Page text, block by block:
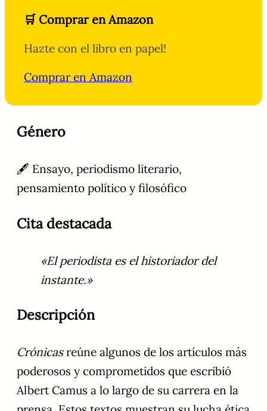
🛒 Comprar en Amazon
Hazte con el libro en papel!
Comprar en Amazon
Género
🖋️ Ensayo, periodismo literario,
pensamiento político y filosófico
Cita destacada
«El periodista es el historiador del
instante.»
Descripción
Crónicasreúne algunos de los artículos más
poderosos y comprometidos que escribió
Albert Camus a lo largo de su carrera en la